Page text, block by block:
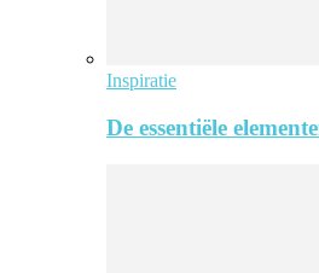
Inspiratie
De essentiële